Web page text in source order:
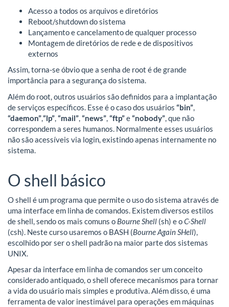
Acesso a todos os arquivos e diretórios
Reboot/shutdown do sistema
Lançamento e cancelamento de qualquer processo
Montagem de diretórios de rede e de dispositivos
externos
Assim, torna-se óbvio que a senha de root é de grande
importância para a segurança do sistema.
Além do root, outros usuários são definidos para a implantação
de serviços específicos. Esse é o caso dos usuários “bin”
“daemon”“lp” “mail” “news” “ftp”e“nobody” , que não
correspondem a seres humanos. Normalmente esses usuários
não são acessíveis via login, existindo apenas internamente no
sistema.
O shell básico
O shell é um programa que permite o uso do sistema através de
uma interface em linha de comandos. Existem diversos estilos
de shell, sendo os mais comuns o Bourne Shell (sh) e oC-Shell
(csh). Neste curso usaremos o BASH (Bourne Again SHell),
escolhido por ser o shell padrão na maior parte dos sistemas
UNIX.
Apesar da interface em linha de comandos ser um conceito
considerado antiquado, o shell oferece mecanismos para tornar
a vida do usuário mais simples e produtiva. Além disso, é uma
ferramenta de valor inestimável para operações em máquinas